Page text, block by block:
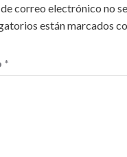
correo electrónico no
están marcados
*